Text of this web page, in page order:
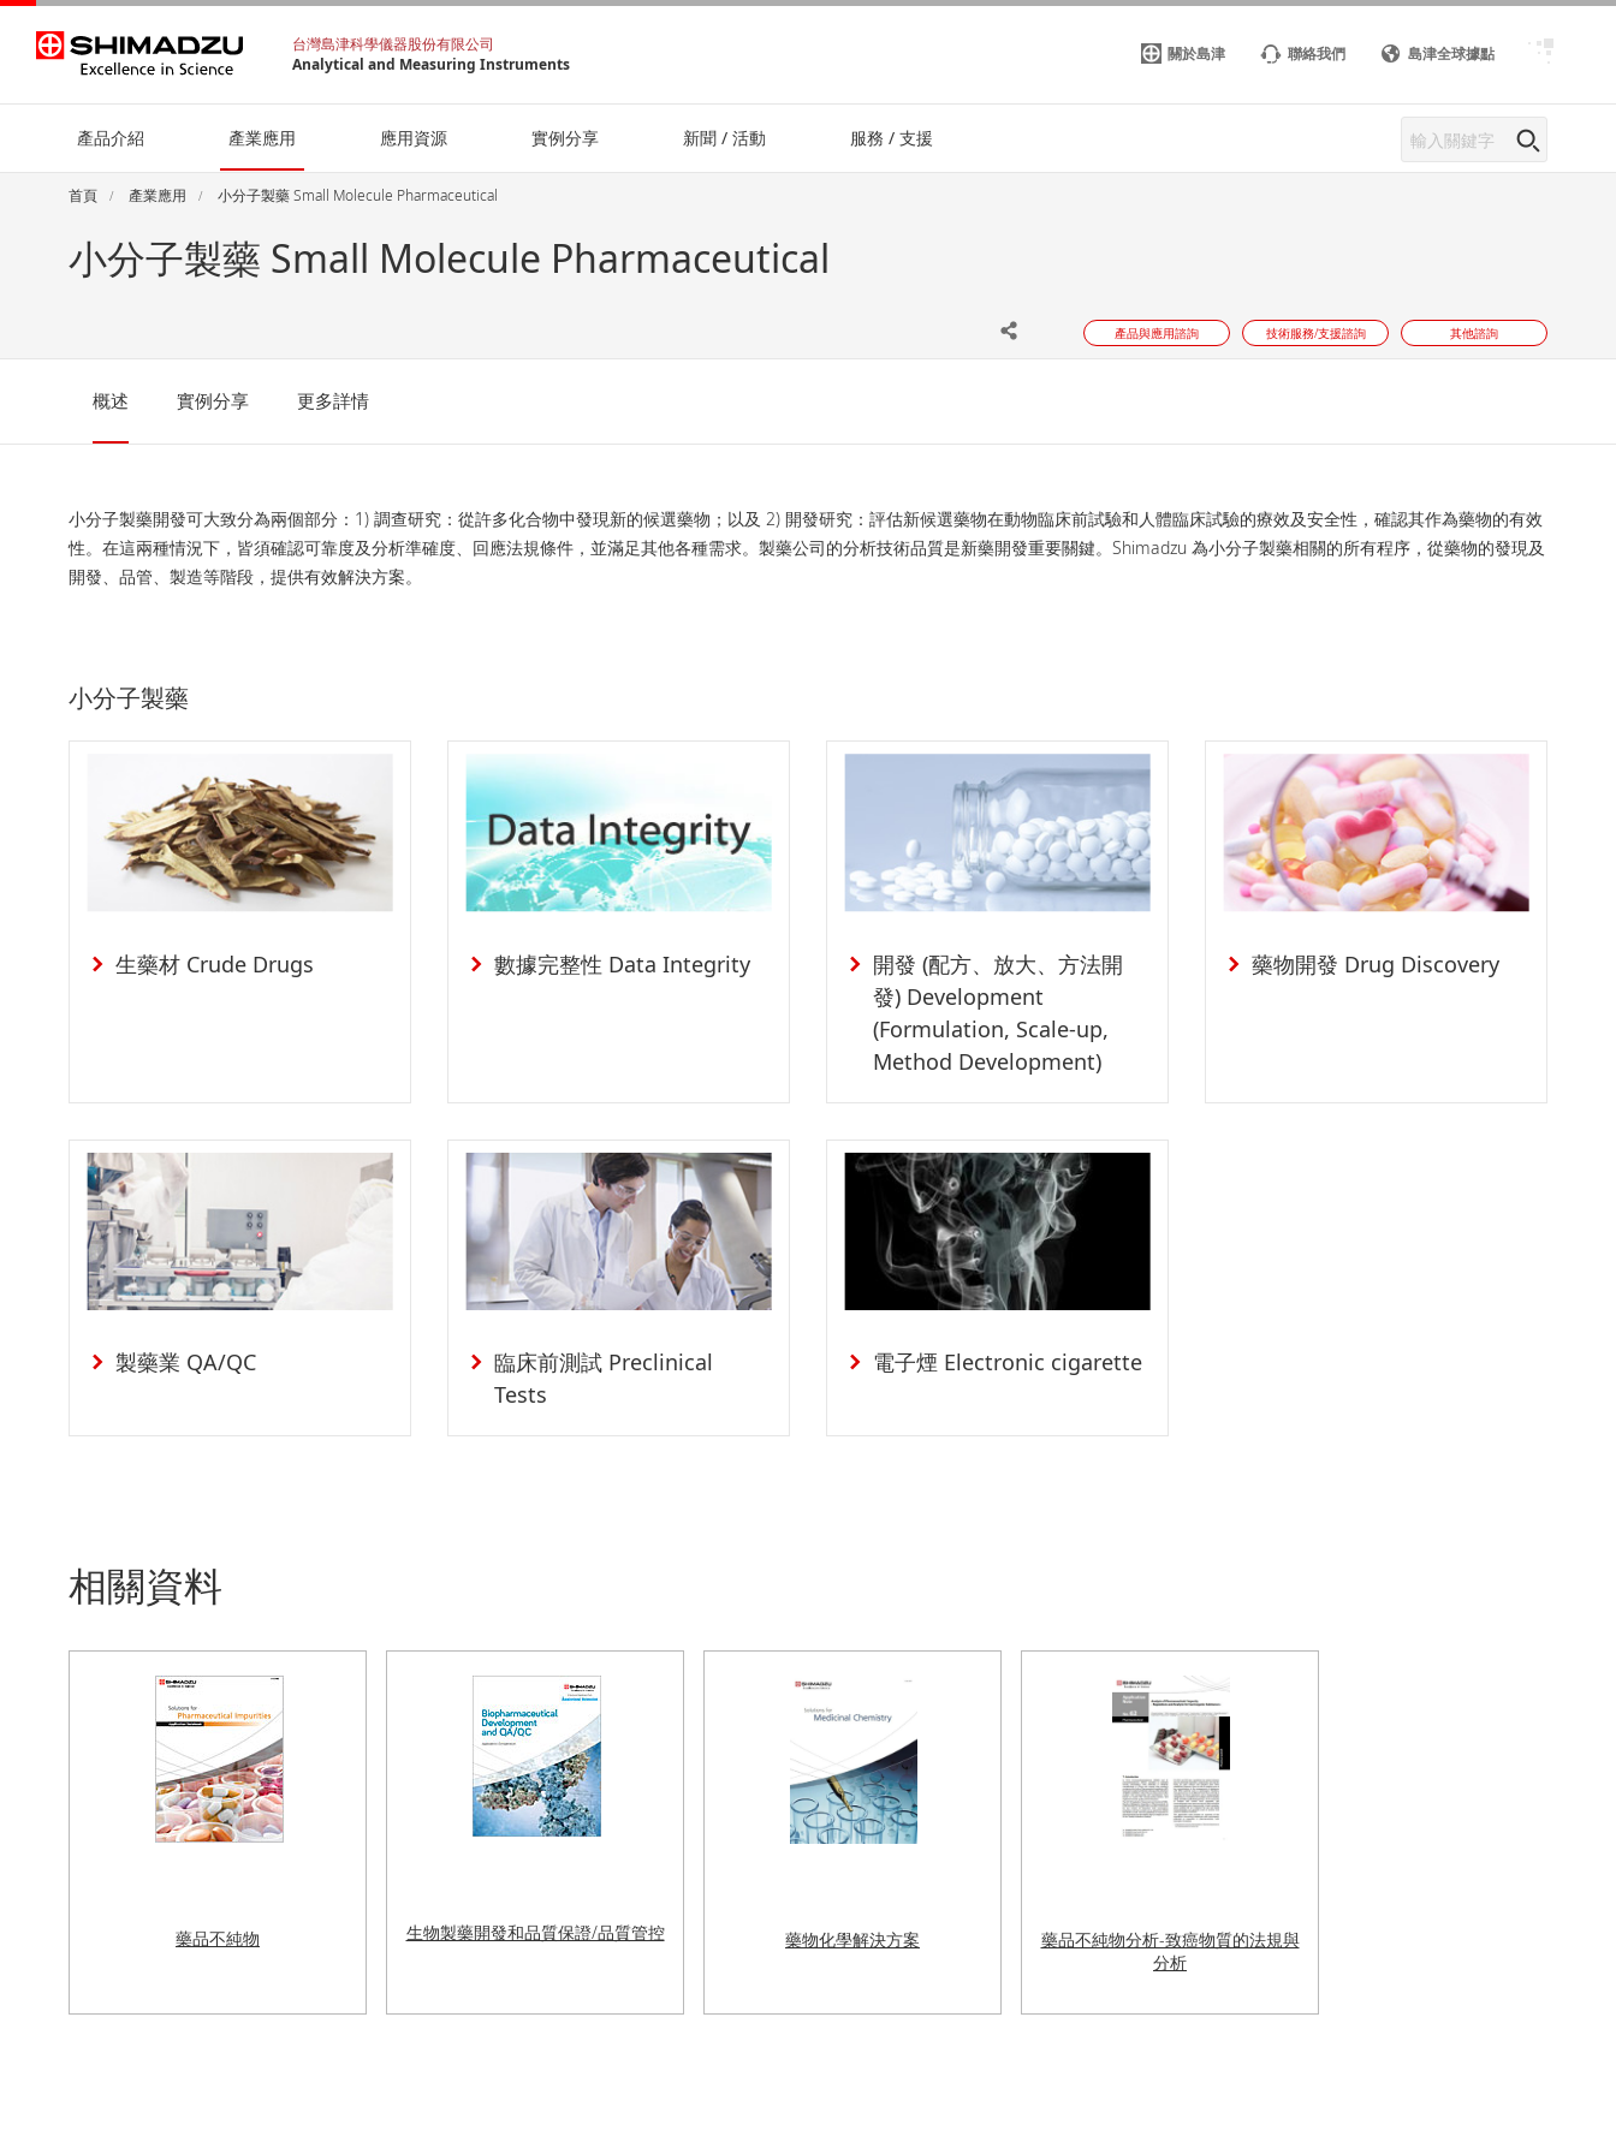
台灣島津科學儀器股份有限公司
Analytical and Measuring Instruments
關於島津 聯絡我們 島津全球據點
產品介紹 產業應用 應用資源 實例分享 新聞 / 活動 服務 / 支援
首頁 產業應用 小分子製藥 Small Molecule Pharmaceutical
小分子製藥 Small Molecule Pharmaceutical
產品與應用諮詢 技術服務/支援諮詢 其他諮詢
概述 實例分享 更多詳情
小分子製藥開發可大致分為兩個部分：1) 調查研究：從許多化合物中發現新的候選藥物；以及 2) 開發研究：評估新候選藥物在動物臨床前試驗和人體臨床試驗的療效及安全性，確認其作為藥物的有效
性。在這兩種情況下，皆須確認可靠度及分析準確度、回應法規條件，並滿足其他各種需求。製藥公司的分析技術品質是新藥開發重要關鍵。Shimadzu 為小分子製藥相關的所有程序，從藥物的發現及
開發、品管、製造等階段，提供有效解決方案。
小分子製藥
生藥材 Crude Drugs 數據完整性 Data Integrity
開發 (配方、放大、方法開
發) Development
(Formulation, Scale-up,
Method Development)
藥物開發 Drug Discovery
製藥業 QA/QC
臨床前測試 Preclinical
Tests
電子煙 Electronic cigarette
相關資料
藥品不純物 生物製藥開發和品質保證/品質管控 藥物化學解決方案
藥品不純物分析-致癌物質的法規與
分析